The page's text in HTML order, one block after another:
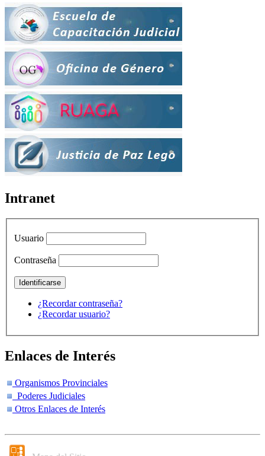
Intranet
Usuario
Contraseña
¿Recordar contraseña?
¿Recordar usuario?
Enlaces de Interés
Organismos Provinciales
Poderes Judiciales
Otros Enlaces de Interés